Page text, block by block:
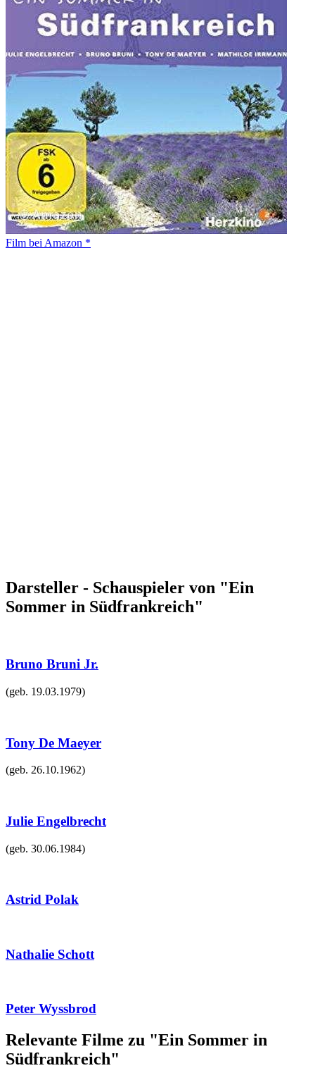
Film bei Amazon *
Darsteller - Schauspieler von "Ein
Sommer in Südfrankreich"
Bruno Bruni Jr.
(geb. 19.03.1979)
Tony De Maeyer
(geb. 26.10.1962)
Julie Engelbrecht
(geb. 30.06.1984)
Astrid Polak
Nathalie Schott
Peter Wyssbrod
Relevante Filme zu "Ein Sommer in
Südfrankreich"